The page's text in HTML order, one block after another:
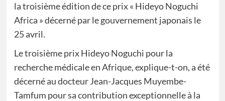
la troisième édition de ce prix « Hideyo Noguchi
Africa » décerné par le gouvernement japonais le
25 avril.
Le troisième prix Hideyo Noguchi pour la
recherche médicale en Afrique, explique-t-on, a été
décerné au docteur Jean-Jacques Muyembe-
Tamfum pour sa contribution exceptionnelle à la